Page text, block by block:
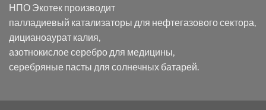
оксида
в
электролите
калий
дицианоаурат–
гексацианоферрата
НПО Экотек производит
палладиевый катализаторы для нефтегазового сектора,
дицианоаурат калия,
азотнокислое серебро для медицины,
серебряные пасты для солнечных батарей.